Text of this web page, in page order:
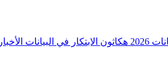
هكاثون الابتكار في البيانات الأخبار